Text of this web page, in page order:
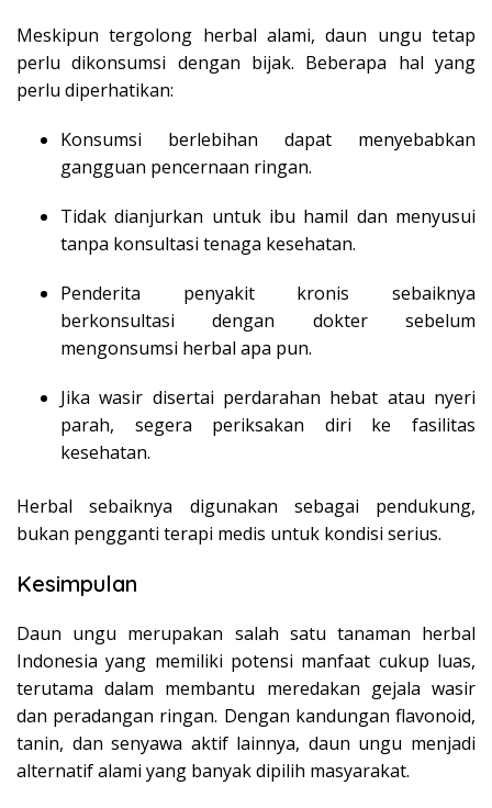
Meskipun tergolong herbal alami, daun ungu tetap
perlu dikonsumsi dengan bijak. Beberapa hal yang
perlu diperhatikan:
Konsumsi berlebihan dapat menyebabkan
gangguan pencernaan ringan.
Tidak dianjurkan untuk ibu hamil dan menyusui
tanpa konsultasi tenaga kesehatan.
Penderita penyakit kronis sebaiknya
berkonsultasi dengan dokter sebelum
mengonsumsi herbal apa pun.
Jika wasir disertai perdarahan hebat atau nyeri
parah, segera periksakan diri ke fasilitas
kesehatan.
Herbal sebaiknya digunakan sebagai pendukung,
bukan pengganti terapi medis untuk kondisi serius.
Kesimpulan
Daun ungu merupakan salah satu tanaman herbal
Indonesia yang memiliki potensi manfaat cukup luas,
terutama dalam membantu meredakan gejala wasir
dan peradangan ringan. Dengan kandungan flavonoid,
tanin, dan senyawa aktif lainnya, daun ungu menjadi
alternatif alami yang banyak dipilih masyarakat.